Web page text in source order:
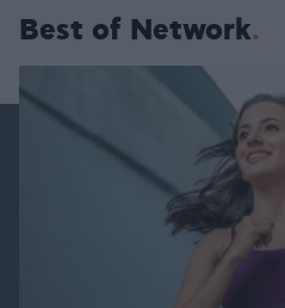
Best of Network